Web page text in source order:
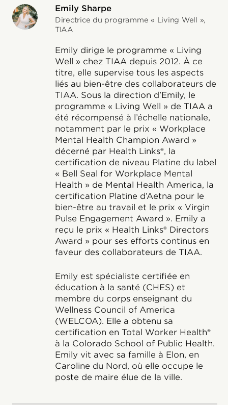
Emily Sharpe
Directrice du programme « Living Well »,
TIAA
Emily dirige le programme « Living
Well » chez TIAA depuis 2012. À ce
titre, elle supervise tous les aspects
liés au bien-être des collaborateurs de
TIAA. Sous la direction d’Emily, le
programme « Living Well » de TIAA a
été récompensé à l’échelle nationale,
notamment par le prix « Workplace
Mental Health Champion Award »
décerné par Health Links®, la
certification de niveau Platine du label
« Bell Seal for Workplace Mental
Health » de Mental Health America, la
certification Platine d’Aetna pour le
bien-être au travail et le prix « Virgin
Pulse Engagement Award ». Emily a
reçu le prix « Health Links® Directors
Award » pour ses efforts continus en
faveur des collaborateurs de TIAA.
Emily est spécialiste certifiée en
éducation à la santé (CHES) et
membre du corps enseignant du
Wellness Council of America
(WELCOA). Elle a obtenu sa
certification en Total Worker Health®
à la Colorado School of Public Health.
Emily vit avec sa famille à Elon, en
Caroline du Nord, où elle occupe le
poste de maire élue de la ville.